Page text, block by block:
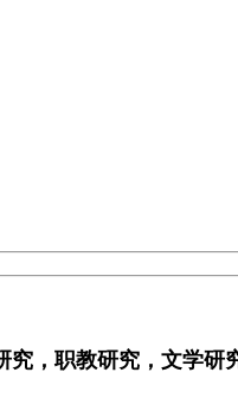
，职教研究，文学研